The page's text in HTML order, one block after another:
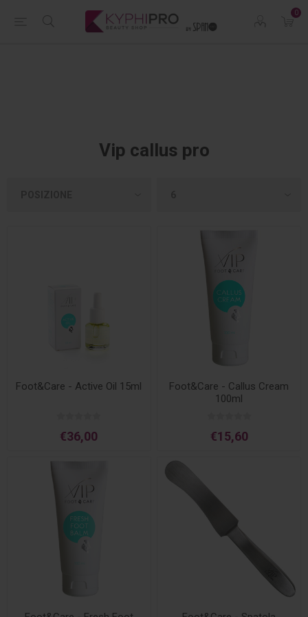
0
Vip callus pro
Foot&Care - Active Oil 15ml
€36,00
Foot&Care - Callus Cream
100ml
€15,60